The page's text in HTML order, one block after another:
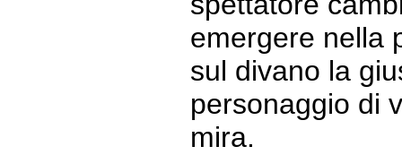
emergere nella
sul divano la
personaggio di
mira.